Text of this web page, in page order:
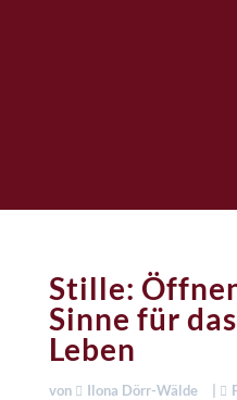
Stille:
Sinne für
Leben
von Ilona Dörr-Wälde